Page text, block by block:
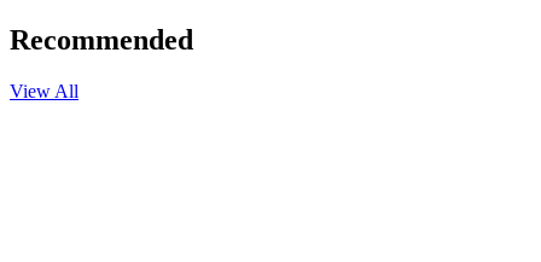
Recommended
View All